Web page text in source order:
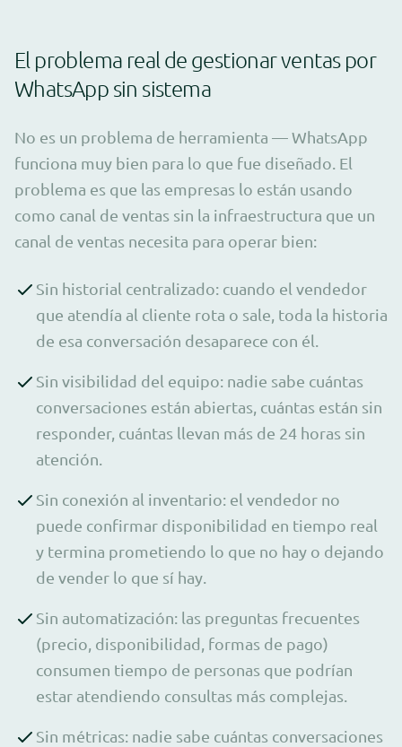
El problema real de gestionar ventas por
WhatsApp sin sistema
No es un problema de herramienta — WhatsApp
funciona muy bien para lo que fue diseñado. El
problema es que las empresas lo están usando
como canal de ventas sin la infraestructura que un
canal de ventas necesita para operar bien:
Sin historial centralizado: cuando el vendedor
que atendía al cliente rota o sale, toda la historia
de esa conversación desaparece con él.
Sin visibilidad del equipo: nadie sabe cuántas
conversaciones están abiertas, cuántas están sin
responder, cuántas llevan más de 24 horas sin
atención.
Sin conexión al inventario: el vendedor no
puede confirmar disponibilidad en tiempo real
y termina prometiendo lo que no hay o dejando
de vender lo que sí hay.
Sin automatización: las preguntas frecuentes
(precio, disponibilidad, formas de pago)
consumen tiempo de personas que podrían
estar atendiendo consultas más complejas.
Sin métricas: nadie sabe cuántas conversaciones